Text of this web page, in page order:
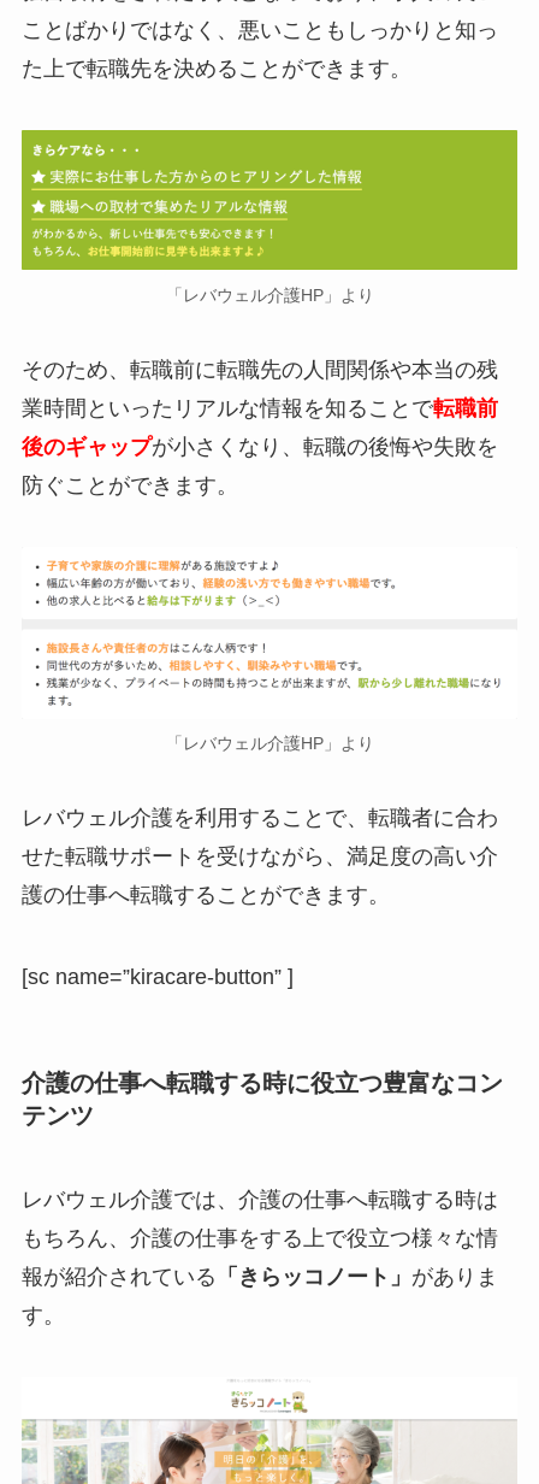
ことばかりではなく、悪いこともしっかりと知っ
た上で転職先を決めることができます。
「レバウェル介護HP」より
そのため、転職前に転職先の人間関係や本当の残
業時間といったリアルな情報を知ることで転職前
後のギャップが小さくなり、転職の後悔や失敗を
防ぐことができます。
「レバウェル介護HP」より
レバウェル介護を利用することで、転職者に合わ
せた転職サポートを受けながら、満足度の高い介
護の仕事へ転職することができます。
[sc name=”kiracare-button” ]
介護の仕事へ転職する時に役立つ豊富なコン
テンツ
レバウェル介護では、介護の仕事へ転職する時は
もちろん、介護の仕事をする上で役立つ様々な情
報が紹介されている 「きらッコノート」 がありま
す。